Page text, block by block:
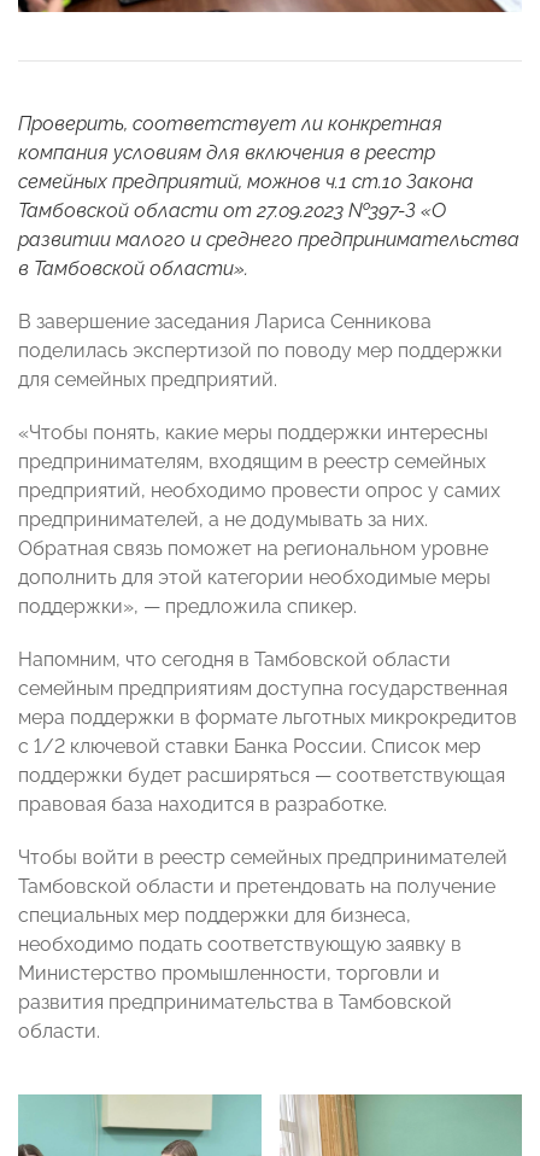
Проверить, соответствует ли конкретная
компания условиям для включения в реестр
семейных предприятий, можнов ч.1 ст.10 Закона
Тамбовской области от 27.09.2023 №397-З «О
развитии малого и среднего предпринимательства
в Тамбовской области».
В завершение заседания Лариса Сенникова
поделилась экспертизой по поводу мер поддержки
для семейных предприятий.
«Чтобы понять, какие меры поддержки интересны
предпринимателям, входящим в реестр семейных
предприятий, необходимо провести опрос у самих
предпринимателей, а не додумывать за них.
Обратная связь поможет на региональном уровне
дополнить для этой категории необходимые меры
поддержки», — предложила спикер.
Напомним, что сегодня в Тамбовской области
семейным предприятиям доступна государственная
мера поддержки в формате льготных микрокредитов
с 1/2 ключевой ставки Банка России. Список мер
поддержки будет расширяться — соответствующая
правовая база находится в разработке.
Чтобы войти в реестр семейных предпринимателей
Тамбовской области и претендовать на получение
специальных мер поддержки для бизнеса,
необходимо подать соответствующую заявку в
Министерство промышленности, торговли и
развития предпринимательства в Тамбовской
области.